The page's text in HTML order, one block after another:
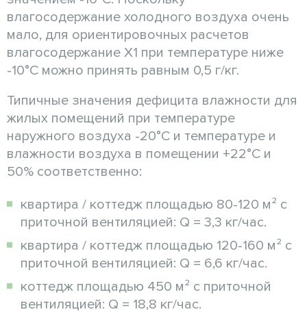
влагосодержание холодного воздуха очень
мало, для ориентировочных расчетов
влагосодержание Х1 при температуре ниже
-10°C можно принять равным 0,5 г/кг.
Типичные значения дефицита влажности для
жилых помещений при температуре
наружного воздуха -20°C и температуре и
влажности воздуха в помещении +22°C и
50% соответственно:
квартира / коттедж площадью 80-120 м² с
приточной вентиляцией: Q = 3,3 кг/час.
квартира / коттедж площадью 120-160 м² с
приточной вентиляцией: Q = 6,6 кг/час.
коттедж площадью 450 м² с приточной
вентиляцией: Q = 18,8 кг/час.